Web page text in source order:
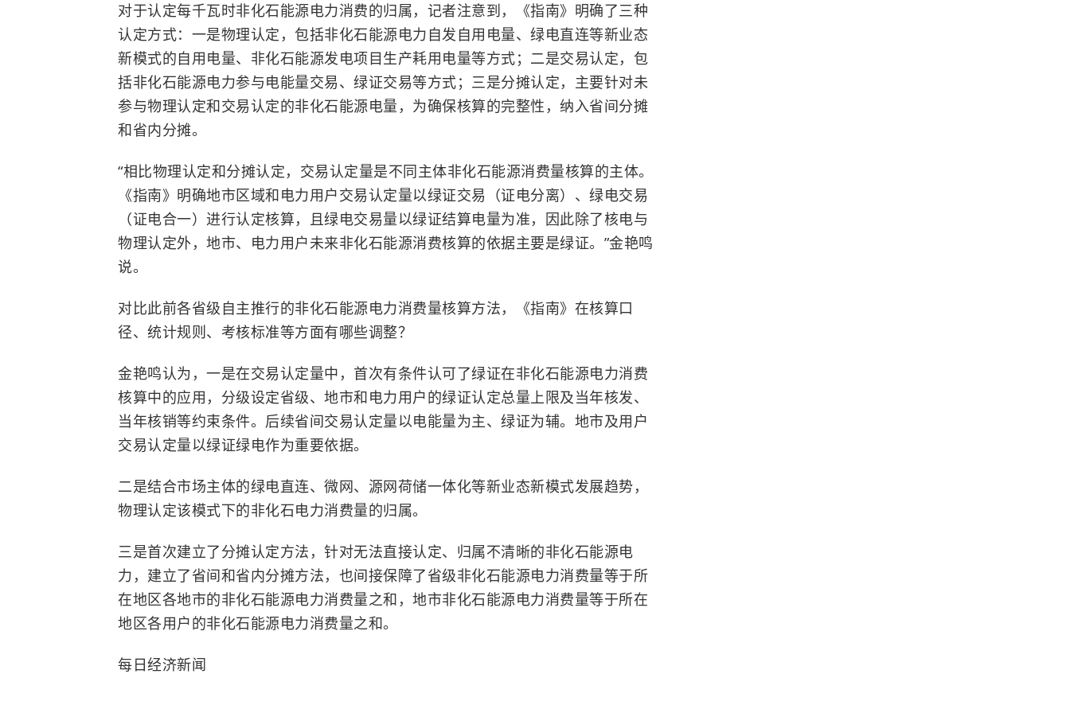
对于认定每千瓦时非化石能源电力消费的归属，记者注意到，《指南》明确了三种
认定方式：一是物理认定，包括非化石能源电力自发自用电量、绿电直连等新业态
新模式的自用电量、非化石能源发电项目生产耗用电量等方式；二是交易认定，包
括非化石能源电力参与电能量交易、绿证交易等方式；三是分摊认定，主要针对未
参与物理认定和交易认定的非化石能源电量，为确保核算的完整性，纳入省间分摊
和省内分摊。
“相比物理认定和分摊认定，交易认定量是不同主体非化石能源消费量核算的主体。
《指南》明确地市区域和电力用户交易认定量以绿证交易（证电分离）、绿电交易
（证电合一）进行认定核算，且绿电交易量以绿证结算电量为准，因此除了核电与
物理认定外，地市、电力用户未来非化石能源消费核算的依据主要是绿证。”金艳鸣
说。
对比此前各省级自主推行的非化石能源电力消费量核算方法，《指南》在核算口
径、统计规则、考核标准等方面有哪些调整？
金艳鸣认为，一是在交易认定量中，首次有条件认可了绿证在非化石能源电力消费
核算中的应用，分级设定省级、地市和电力用户的绿证认定总量上限及当年核发、
当年核销等约束条件。后续省间交易认定量以电能量为主、绿证为辅。地市及用户
交易认定量以绿证绿电作为重要依据。
二是结合市场主体的绿电直连、微网、源网荷储一体化等新业态新模式发展趋势，
物理认定该模式下的非化石电力消费量的归属。
三是首次建立了分摊认定方法，针对无法直接认定、归属不清晰的非化石能源电
力，建立了省间和省内分摊方法，也间接保障了省级非化石能源电力消费量等于所
在地区各地市的非化石能源电力消费量之和，地市非化石能源电力消费量等于所在
地区各用户的非化石能源电力消费量之和。
每日经济新闻